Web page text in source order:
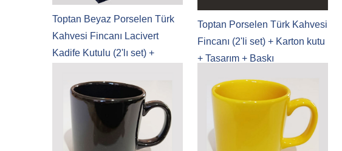
Toptan Beyaz Porselen Türk
Kahvesi Fincanı Lacivert
Kadife Kutulu (2'lı set) +
Toptan Porselen Türk Kahvesi
Fincanı (2'li set) + Karton kutu
+ Tasarım + Baskı